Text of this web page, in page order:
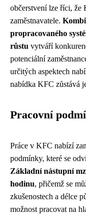
občerstvení lze říci, že
zaměstnavatele.
propracovaného
růstu vytváří
potenciální
určitých aspektech
nabídka KFC zůstává
Pracovní
Práce v KFC nabízí
podmínky, které se
Základní nástupní
hodinu, přičemž se
zkušenostech a délce
možnost pracovat na